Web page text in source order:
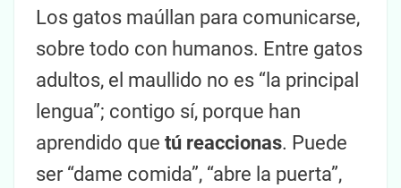
Los gatos maúllan para comunicarse,
sobre todo con humanos. Entre gatos
adultos, el maullido no es “la principal
lengua”; contigo sí, porque han
aprendido que tú reaccionas. Puede
ser “dame comida”, “abre la puerta”,